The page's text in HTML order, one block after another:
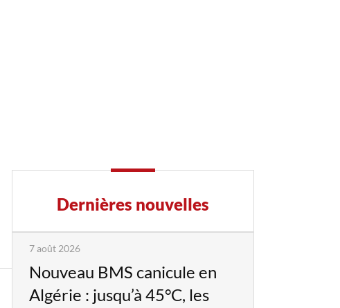
Dernières nouvelles
7 août 2026
Nouveau BMS canicule en
Algérie : jusqu’à 45°C, les